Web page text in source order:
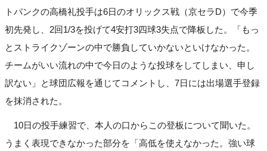
トバンクの高橋礼投手は6日のオリックス戦（京セラD）で今季
初先発し、2回1/3を投げて4安打3四球3失点で降板した。「もっ
とストライクゾーンの中で勝負していかないといけなかった。
チームがいい流れの中で今日のような投球をしてしまい、申し
訳ない」と球団広報を通じてコメントし、7日には出場選手登録
を抹消された。
10日の投手練習で、本人の口からこの登板について聞いた。
うまく表現できなかった部分を「高低を使えなかった。強い球